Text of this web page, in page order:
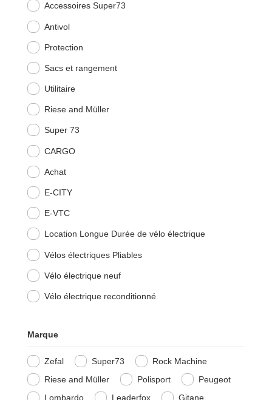
Accessoires Super73
Antivol
Protection
Sacs et rangement
Utilitaire
Riese and Müller
Super 73
CARGO
Achat
E-CITY
E-VTC
Location Longue Durée de vélo électrique
Vélos électriques Pliables
Vélo électrique neuf
Vélo électrique reconditionné
Marque
Zefal Super73
Rock Machine
Riese and Müller
Polisport
Peugeot
Lombardo
Leaderfox
Gitane